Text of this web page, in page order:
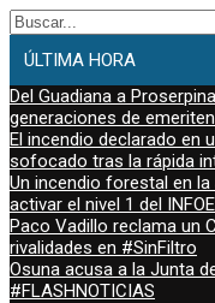
Buscar:
ÚLTIMA HORA
Del Guadiana a
generaciones de
El incendio declarado en
sofocado tras la rápida
Un incendio forestal en
activar el nivel 1 del
Paco Vadillo reclama un
rivalidades en #SinFiltro
Osuna acusa a la Junta
#FLASHNOTICIAS